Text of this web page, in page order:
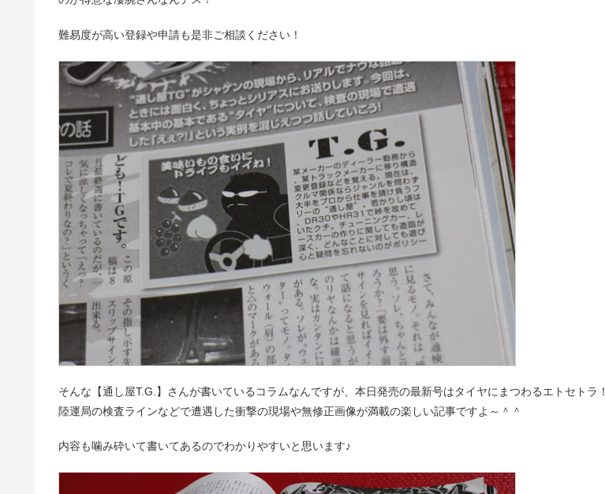
難易度が高い登録や申請も是非ご相談ください！
そんな【通し屋T.G.】さんが書いているコラムなんですが、本日発売の最新号はタイヤにまつわるエトセトラ！
陸運局の検査ラインなどで遭遇した衝撃の現場や無修正画像が満載の楽しい記事ですよ～＾＾
内容も噛み砕いて書いてあるのでわかりやすいと思います♪